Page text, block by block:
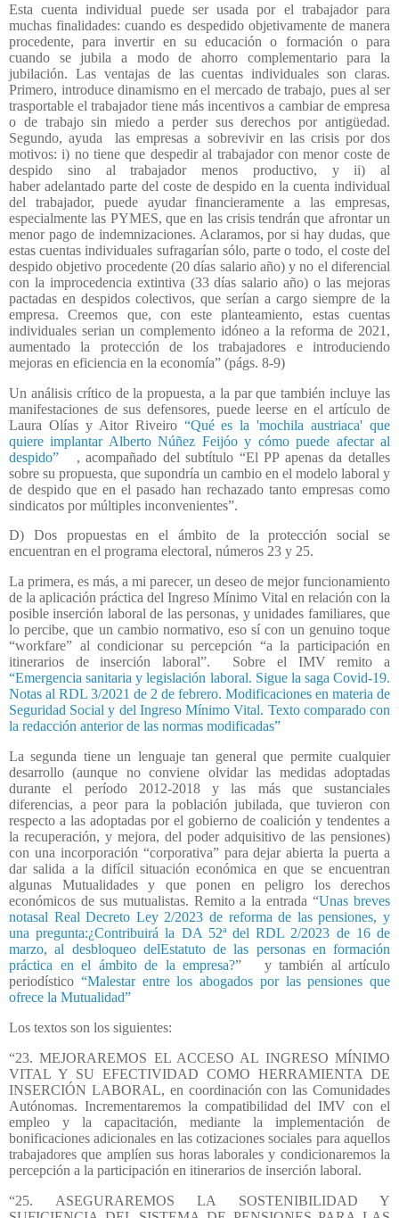
Esta cuenta individual puede ser usada por el trabajador para
muchas finalidades: cuandoes despedido objetivamente de manera
procedente, para invertir en su educación o formación o para
cuando se jubila a modo de ahorro complementario para la
jubilación. Las ventajas de las cuentas individuales son claras.
Primero, introduce dinamismo en el mercado de trabajo, pues al ser
trasportable el trabajador tiene más incentivos a cambiar de empresa
o de trabajo sin miedo a perder sus derechos por antigüedad.
Segundo, ayuda
las empresas a sobrevivir en las crisis por dos
motivos: i) no tiene que despedir al trabajador con menor coste de
despido sino al trabajador menos productivo, y ii) al
haber adelantado parte del coste de despido en la cuenta individual
del trabajador, puede ayudarfinancieramente a las empresas,
especialmente las PYMES, que en las crisis tendrán que afrontar un
menor pago de indemnizaciones. Aclaramos, por si hay dudas, que
estas cuentas individuales sufragarían sólo, parte o todo, el coste del
despido objetivo procedente (20 días salario año) y no el diferencial
con la improcedencia extintiva (33 días salario año) o las mejoras
pactadas en despidos colectivos, que serían a cargo siempre de la
empresa. Creemos que, con este planteamiento, estas cuentas
individuales serian un complemento idóneo a la reforma de 2021,
aumentado la protección de los trabajadores e introduciendo
mejoras en eficiencia en la economía” (págs. 8-9)
Un análisis crítico de la propuesta, a la par que también incluye las
manifestaciones de sus defensores, puede leerse en el artículo de
Laura Olías y Aitor Riveiro “Qué es la 'mochila austriaca' que
quiere implantar Alberto Núñez Feijóo y cómo puede afectar al
despido”
, acompañado del subtítulo “El PP apenas da detalles
sobre su propuesta, que supondría un cambio en el modelo laboral y
de despido que en el pasado han rechazado tanto empresas como
sindicatos por múltiples inconvenientes”.
D) Dos propuestas en el ámbito de la protección social se
encuentran en el programa electoral, números 23 y 25.
La primera, es más, a mi parecer, un deseo de mejor funcionamiento
de la aplicación práctica del Ingreso Mínimo Vital en relación con la
posible inserción laboral de las personas, y unidades familiares, que
lo percibe, que un cambio normativo, eso sí con un genuino toque
“workfare” al condicionar su percepción “a la participación en
itinerarios de inserción laboral”.
Sobre el IMV remito a
“Emergencia sanitaria y legislación laboral. Sigue la saga Covid-19.
Notas al RDL 3/2021 de 2 de febrero. Modificaciones en materia de
Seguridad Social y del Ingreso Mínimo Vital. Texto comparado con
la redacción anterior de las normas modificadas”
La segunda tiene un lenguaje tan general que permite cualquier
desarrollo (aunque no conviene olvidar las medidas adoptadas
durante el período 2012-2018 y las más que sustanciales
diferencias, a peor para la población jubilada, que tuvieron con
respecto a las adoptadas por el gobierno de coalición y tendentes a
la recuperación, y mejora, del poder adquisitivo de las pensiones)
con una incorporación “corporativa” para dejar abierta la puerta a
dar salida a la difícil situación económica en que se encuentran
algunas Mutualidades y que ponen en peligro los derechos
económicos de sus mutualistas. Remito a la entrada “Unas breves
notasal Real Decreto Ley 2/2023 de reforma de las pensiones, y
una pregunta:¿Contribuirá la DA 52ª del RDL 2/2023 de 16 de
marzo, al desbloqueo delEstatuto de las personas en formación
práctica en el ámbito de la empresa?”
y también al artículo
periodístico “Malestar entre los abogados por las pensiones que
ofrece la Mutualidad”
Los textos son los siguientes:
“23. MEJORAREMOS EL ACCESO AL INGRESO MÍNIMO
VITAL Y SU EFECTIVIDAD COMO HERRAMIENTA DE
INSERCIÓN LABORAL, en coordinación con las Comunidades
Autónomas. Incrementaremos la compatibilidad del IMV con el
empleo y la capacitación, mediante la implementación de
bonificaciones adicionales en las cotizaciones sociales para aquellos
trabajadores que amplíen sus horas laborales y condicionaremos la
percepción a la participación en itinerarios de inserción laboral.
“25. ASEGURAREMOS LA SOSTENIBILIDAD Y